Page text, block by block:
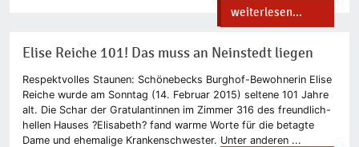
weiterlesen...
Elise Reiche 101! Das muss an Neinstedt liegen
Respektvolles Staunen: Schönebecks Burghof-Bewohnerin Elise
Reiche wurde am Sonntag (14. Februar 2015) seltene 101 Jahre
alt. Die Schar der Gratulantinnen im Zimmer 316 des freundlich-
hellen Hauses ?Elisabeth? fand warme Worte für die betagte
Dame und ehemalige Krankenschwester. Unter anderen ...